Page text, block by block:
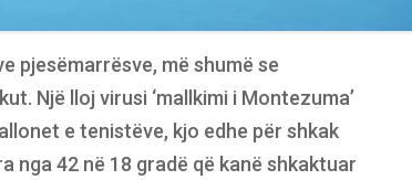
pjesëmarrësve, më shumë se
Një lloj virusi ‘mallkimi i Montezuma’
e tenistëve, kjo edhe për shkak
42 në 18 gradë që kanë shkaktuar